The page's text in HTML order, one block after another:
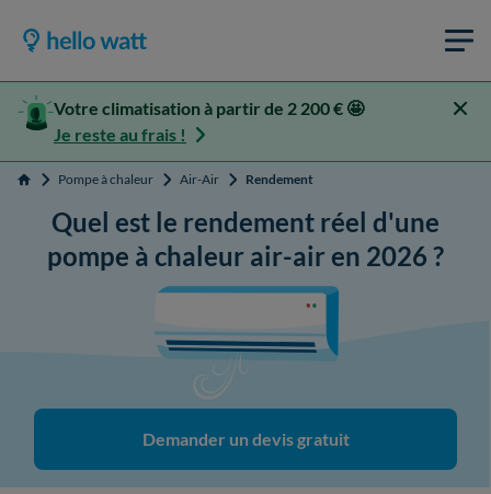
Votre climatisation à partir de 2 200 € 🤩
Je reste au frais !
Accueil Pompe à chaleur Air-Air Rendement
Quel est le rendement réel d'une
pompe à chaleur air-air en 2026 ?
Demander un devis gratuit